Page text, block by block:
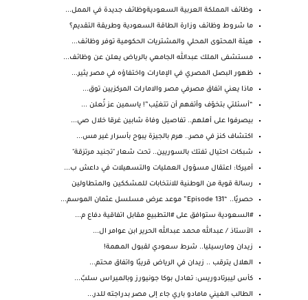
وظائف المملكة العربية السعوديةوظائف جديدة في الممل...
ما شروط وظائف وزارة الطاقة السعودية وطريقة التقديم؟
هيئة المحتوى المحلي والمشتريات الحكومية توفر وظائف...
مستشفى الملك عبدالله الجامعي بالرياض يعلن عن وظائف...
ظهور البصل المصري في الإمارات واختفاؤه في مصر يثير...
‏ماذا يعني اتفاق مصرفي مصر والامارات المركزيين توق...
“أسئلتي بتخوّف وأتفهم أن تتغيّب”! ياسمين عز تُعلن ...
بيصرفوا على أهلهم.. تفاصيل وفاة شابين غرقا خلال صي...
اكتشاف كنز في مصر.. هرم بالجيزة يبوح بأسرار غير مس...
شبكات احتيال تفتك بالسوريين.. تحت شعار "تجنيد مرتزقة"
أميركا: اعتقال مسؤول العمليات والتسهيلات في داعش ب...
رسالة قوية من الوطنية للانتخابات للمشككين والمتطاولين
حصريًا.. “Episode 131” موعد عرض مسلسل عثمان الموسم...
#السعودية ستوافق على #التطبيع مقابل اتفاقية دفاع م...
الأستاذ / عبدالله محمد عبدالله الحرير ابن عوامر ال...
زيدان ومارسيليا.. شرط سعودي لقبول المهمة!
الهلال يترقب .. زيدان في الرياض قريبًا واتفاق محتم...
كأس ليبرتادوريس: تعادل بوكا جونيورز وبالميراس سلبً...
الطالب الغيني مامادو باري جاء إلى مصر بدراجته للدر...